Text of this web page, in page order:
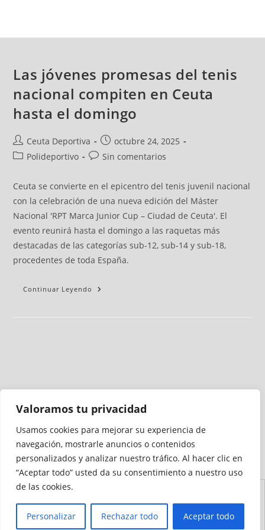
Valoramos tu privacidad
Usamos cookies para mejorar su experiencia de
navegación, mostrarle anuncios o contenidos
personalizados y analizar nuestro tráfico. Al hacer clic en
“Aceptar todo” usted da su consentimiento a nuestro uso
de las cookies.
Personalizar Rechazar todo Aceptar todo
Las jóvenes promesas del tenis
nacional compiten en Ceuta
hasta el domingo
Ceuta Deportiva
octubre 24, 2025
Polideportivo
Sin comentarios
Ceuta se convierte en el epicentro del tenis juvenil nacional
con la celebración de una nueva edición del Máster
Nacional 'RPT Marca Junior Cup – Ciudad de Ceuta'. El
evento reunirá hasta el domingo a las raquetas más
destacadas de las categorías sub-12, sub-14 y sub-18,
procedentes de toda España.
Continuar Leyendo
Medio auditado por
Accesibilidad
Sitio
Cookies
Privacidad